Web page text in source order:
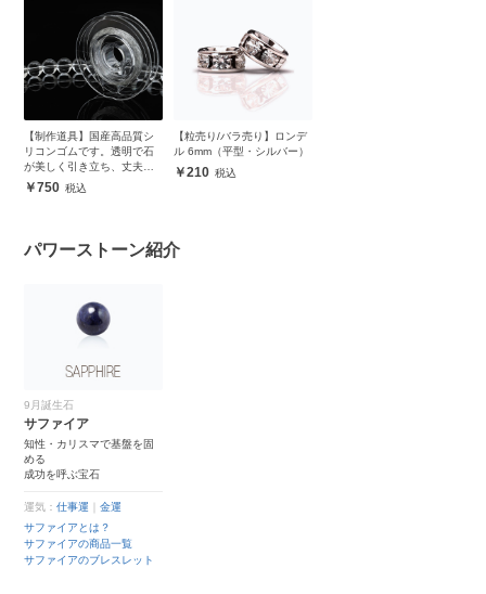
【制作道具】国産高品質シ
リコンゴムです。透明で石
が美しく引き立ち、丈夫で
安心750
【粒売り/バラ売り】ロンデ
ル 6mm（平型・シルバー）
210
パワーストーン紹介
9月誕生石
サファイア
知性・カリスマで基盤を固
める
成功を呼ぶ宝石
運気：仕事運 ｜金運
サファイアとは？
サファイアの商品一覧
サファイアのブレスレット